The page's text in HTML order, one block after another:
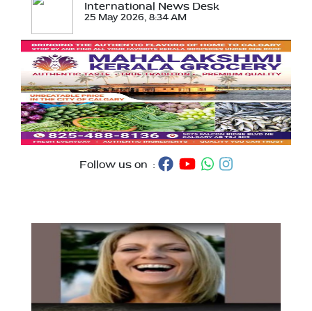
International News Desk
25 May 2026, 8:34 AM
Follow us on :